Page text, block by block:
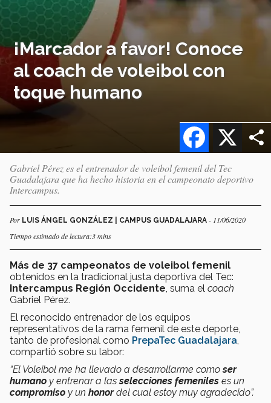
¡Marcador a favor! Conoce
al coach de voleibol con
toque humano
X
Facebook
Gabriel Pérez es el entrenador de voleibol femenil del Tec
Guadalajara que ha hecho historia en el campeonato deportivo
Intercampus.
Por LUIS ÁNGEL GONZÁLEZ | CAMPUS GUADALAJARA - 11/06/2020
Tiempo estimado de lectura:3 mins
Más de 37 campeonatos de voleibol femenil
obtenidos en la tradicional justa deportiva del Tec:
Intercampus Región Occidente , suma el coach
Gabriel Pérez.
El reconocido entrenador de los equipos
representativos de la rama femenil de este deporte,
tanto de profesional como PrepaTec Guadalajara
compartió sobre su labor:
“El Voleibol me ha llevado a desarrollarme comoser
humano y entrenar a lasselecciones femeniles es un
compromiso y un honordel cual estoy muy agradecido”.